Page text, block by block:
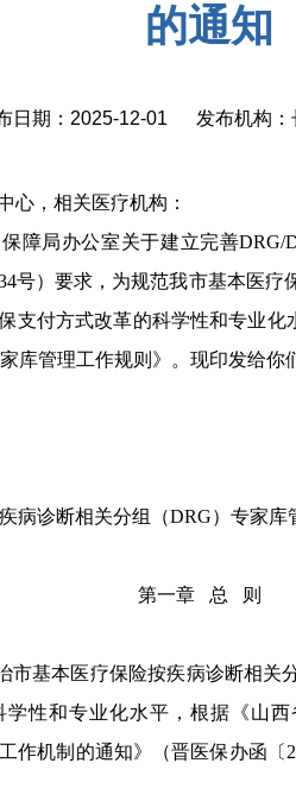
的通知
日期：2025-12-01 发布机构：
心，相关医疗机构：
障局办公室关于建立完善
号）要求，为规范我市基本医
支付方式改革的科学性和专业
库管理工作规则》。现印发给你
病诊断相关分组（DRG） 专家库
第一章 总 则
市基本医疗保险按疾病诊断相关
学性和专业化水平，根据《山
作机制的通知》（晋医保办函〔